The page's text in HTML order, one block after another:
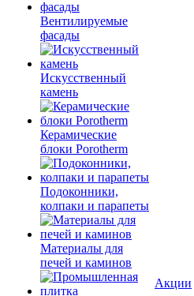
Вентилируемые
фасады
Искусственный
камень
Керамические
блоки Porotherm
Подоконники,
колпаки и парапеты
Материалы для
печей и каминов
Акции